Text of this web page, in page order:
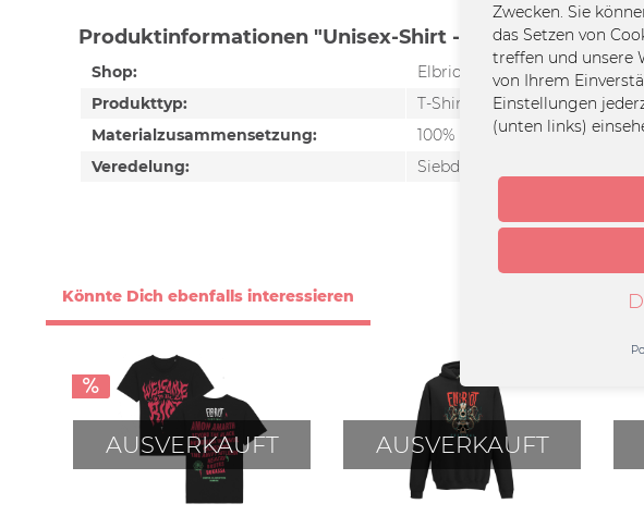
Produktinformationen "Unisex-Shirt - Moonrider ER
Shop:
Elbriot
Produkttyp:
T-Shirt
Materialzusammensetzung:
100% Baumwolle
Veredelung:
Siebdruck
Könnte Dich ebenfalls interessieren
AUSVERKAUFT AUSVERKAUFT
Zwecken. Sie
das Setzen von
treffen und unsere
von Ihrem
Einstellungen
(unten links)